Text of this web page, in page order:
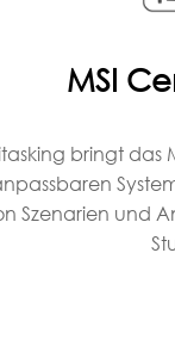
MSI
bringt das
Szenarien und